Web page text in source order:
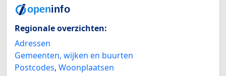
Regionale overzichten:
Adressen
Gemeenten, wijken en buurten
Postcodes, Woonplaatsen